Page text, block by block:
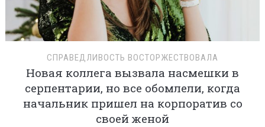
СПРАВЕДЛИВОСТЬ ВОСТОРЖЕСТВОВАЛА
Новая коллега вызвала насмешки в
серпентарии, но все обомлели, когда
начальник пришел на корпоратив со
своей женой